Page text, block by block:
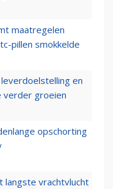
maatregelen
pillen smokkelde
en
groeien
opschorting
langste vrachtvlucht